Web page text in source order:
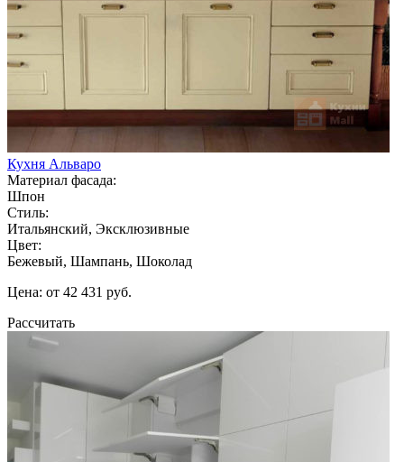
Кухня Альваро
Материал фасада:
Шпон
Стиль:
Итальянский, Эксклюзивные
Цвет:
Бежевый, Шампань, Шоколад
Цена: от 42 431 руб.
Рассчитать